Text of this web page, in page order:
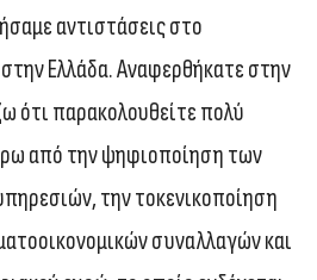
αντιστάσεις στο
Ελλάδα. Αναφερθήκατε στην
ότι παρακολουθείτε πολύ
από την ψηφιοποίηση των
την τοκενικοποίηση
συναλλαγών και